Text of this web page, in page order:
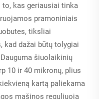
kas geriausiai tinka
pramoniniais
tiksliai
kad dažai būtų tolygiai
šiuolaikinių
10 ir 40 mikronų, plius
kartą paliekama
mašinos reguliuoja